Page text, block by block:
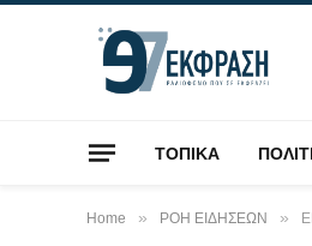
ΤΟΠΙΚΑ
Home » ΡΟΗ ΕΙΔΗΣΕΩΝ »